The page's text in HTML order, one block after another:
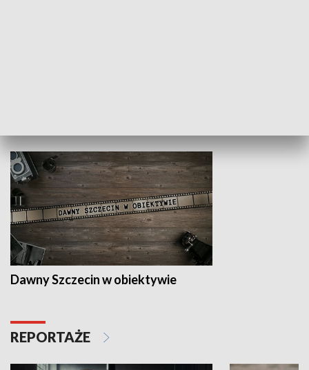
Dawny Szczecin w obiektywie
REPORTAŻE